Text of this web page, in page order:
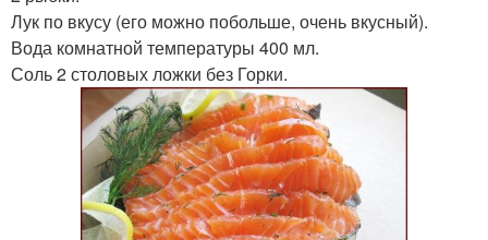
Лук по вкусу (его можно побольше, очень вкусный).
Вода комнатной температуры 400 мл.
Соль 2 столовых ложки без Горки.